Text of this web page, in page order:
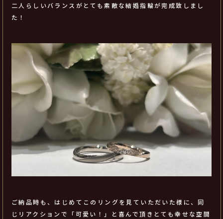
二人らしいバランスがとても素敵な結婚指輪が完成致しまし
た！
ご納品時も、はじめてこのリングを見ていただいた様に、同
じリアクションで「可愛い！」と喜んで頂きとても幸せな空間